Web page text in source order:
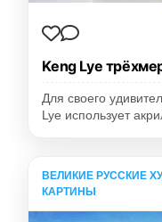
Keng Lye
Для своего
Lye использует
ВЕЛИКИЕ РУССКИЕ
КАРТИНЫ